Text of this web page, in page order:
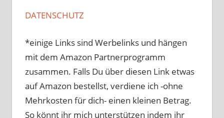
DATENSCHUTZ
*einige Links sind Werbelinks und hängen
mit dem Amazon Partnerprogramm
zusammen. Falls Du über diesen Link etwas
auf Amazon bestellst, verdiene ich -ohne
Mehrkosten für dich- einen kleinen Betrag.
So könnt ihr mich unterstützen indem ihr